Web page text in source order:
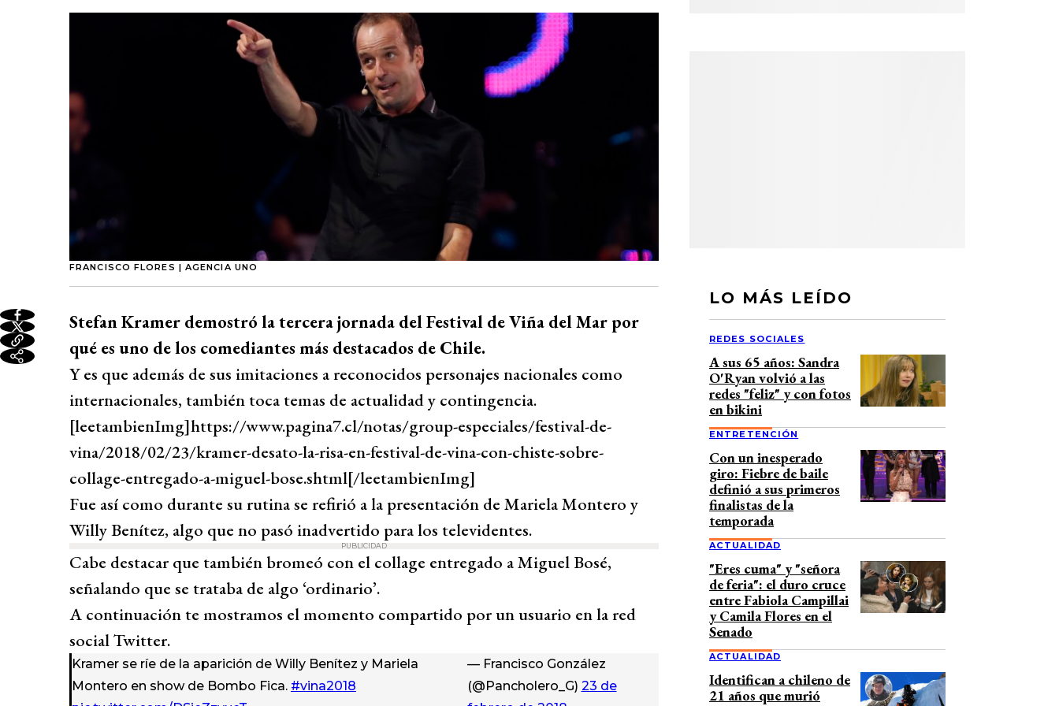
FRANCISCO FLORES | AGENCIA UNO
Stefan Kramer demostró la tercera jornada del Festival de Viña del Mar por
qué es uno de los comediantes más destacados de Chile.
Y es que además de sus imitaciones a reconocidos personajes nacionales como
internacionales, también toca temas de actualidad y contingencia.
[leetambienImg]https://www.pagina7.cl/notas/group-especiales/festival-de-
vina/2018/02/23/kramer-desato-la-risa-en-festival-de-vina-con-chiste-sobre-
collage-entregado-a-miguel-bose.shtml[/leetambienImg]
Fue así como durante su rutina se refirió a la presentación de Mariela Montero y
Willy Benítez, algo que no pasó inadvertido para los televidentes.
PUBLICIDAD
Cabe destacar que también bromeó con el collage entregado a Miguel Bosé,
señalando que se trataba de algo ‘ordinario’.
A continuación te mostramos el momento compartido por un usuario en la red
social Twitter.
Kramer se ríe de la aparición de Willy Benítez y Mariela
Montero en show de Bombo Fica. #vina2018
— Francisco González
(@Pancholero_G) 23 de
LO MÁS LEÍDO
REDES SOCIALES
A sus 65 años: Sandra
O'Ryan volvió a las
redes "feliz" y con fotos
en bikini
ENTRETENCIÓN
Con un inesperado
giro: Fiebre de baile
definió a sus primeros
finalistas de la
temporada
ACTUALIDAD
"Eres cuma" y "señora
de feria": el duro cruce
entre Fabiola Campillai
y Camila Flores en el
Senado
ACTUALIDAD
Identifican a chileno de
21 años que murió